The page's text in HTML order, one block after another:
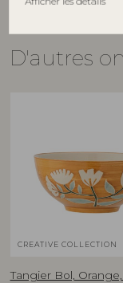
D'autres
CREATIVE COLLECTION
Tangier Bol,